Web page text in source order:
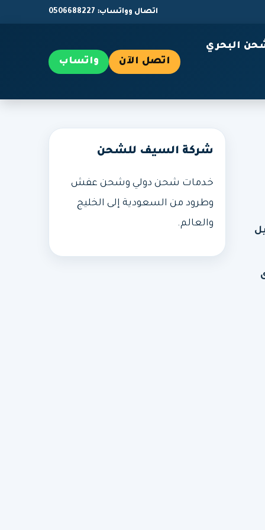
اتصال وواتساب: 0506688227
البحري
اتصل الآن
واتساب
شركة السيف للشحن
خدمات شحن دولي وشحن عفش
وطرود من السعودية إلى الخليج
والعالم.